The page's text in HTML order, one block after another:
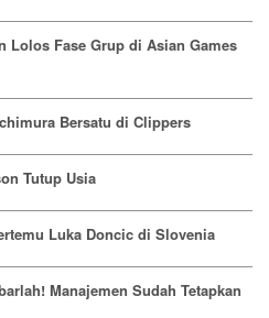
Lolos Fase Grup di Asian Games
Bersatu di Clippers
Tutup Usia
Luka Doncic di Slovenia
Manajemen Sudah Tetapkan